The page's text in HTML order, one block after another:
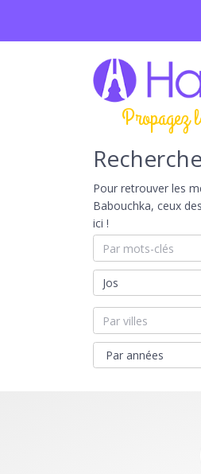
Propagez
Pour retrouver les
Babouchka, ceux
ici !